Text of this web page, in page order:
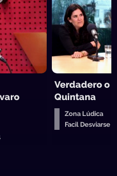
Verdadero o
Quintana
Zona Lúdica
Facil